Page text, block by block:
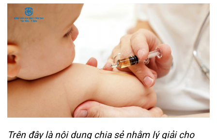
Trên đây là nội dung chia sẻ nhằm lý giải cho